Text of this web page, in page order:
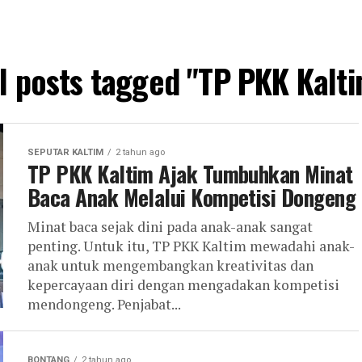
posts tagged "TP PKK
SEPUTAR KALTIM 2 tahun ago
TP PKK Kaltim Ajak Tumbuhkan Minat
Baca Anak Melalui Kompetisi Dongeng
Minat baca sejak dini pada anak-anak sangat
penting. Untuk itu, TP PKK Kaltim mewadahi anak-
anak untuk mengembangkan kreativitas dan
kepercayaan diri dengan mengadakan kompetisi
mendongeng. Penjabat...